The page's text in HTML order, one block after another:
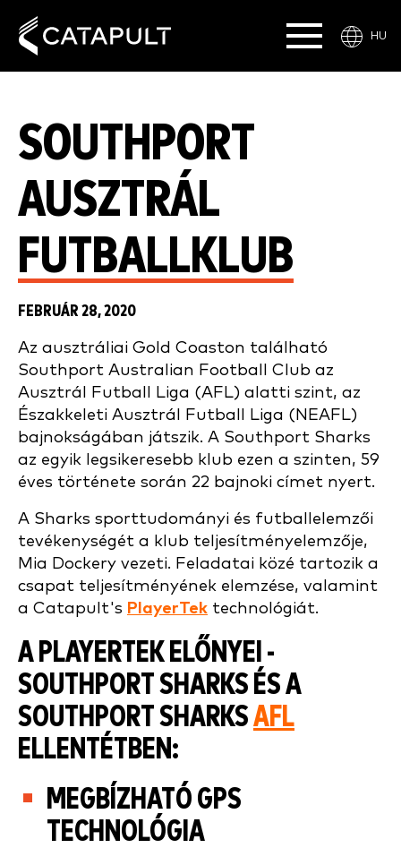
HU
SOUTHPORT
AUSZTRÁL
FUTBALLKLUB
FEBRUÁR 28, 2020
Az ausztráliai Gold Coaston található
Southport Australian Football Club az
Ausztrál Futball Liga (AFL) alatti szint, az
Északkeleti Ausztrál Futball Liga (NEAFL)
bajnokságában játszik. A Southport Sharks
az egyik legsikeresebb klub ezen a szinten, 59
éves története során 22 bajnoki címet nyert.
A Sharks sporttudományi és futballelemzői
tevékenységét a klub teljesítményelemzője,
Mia Dockery vezeti. Feladatai közé tartozik a
csapat teljesítményének elemzése, valamint
a Catapult's PlayerTek technológiát.
A PLAYERTEK ELŐNYEI -
SOUTHPORT SHARKS ÉS A
SOUTHPORT SHARKSAFL
ELLENTÉTBEN:
MEGBÍZHATÓ GPS
TECHNOLÓGIA